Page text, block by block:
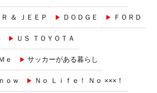
＆ ＪＥＥＰ ＤＯＤＧＥ ＦＯＲＤ
ＵＳ ＴＯＹＯＴＡ
ｅ サッカーがある暮らし
ｏｗ Ｎｏ Ｌｉｆｅ！ Ｎｏ ×××！